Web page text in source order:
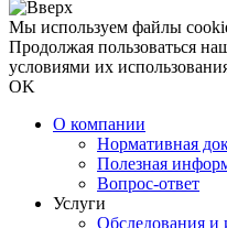
Мы используем файлы
Продолжая пользоваться
условиями их
OK
О компании
Нормативная
Полезная
Вопрос-ответ
Услуги
Обследования и